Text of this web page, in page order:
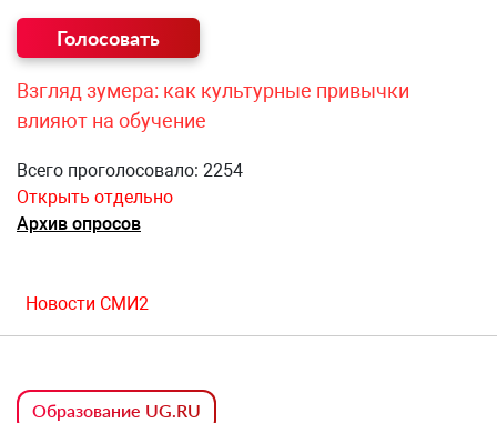
Взгляд зумера: как культурные привычки
влияют на обучение
Всего проголосовало: 2254
Открыть отдельно
Архив опросов
Новости СМИ2
Образование UG.RU